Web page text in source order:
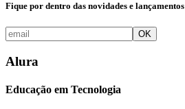
Fique por dentro das novidades e lançamentos
OK
Alura
Educação em Tecnologia